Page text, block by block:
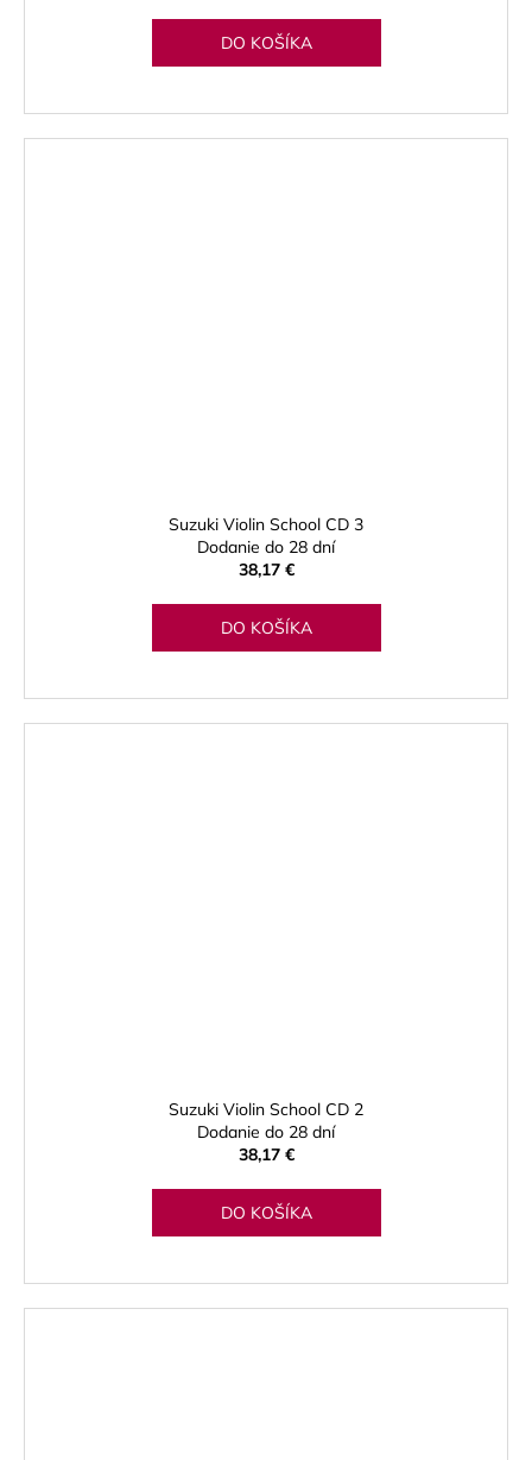
DO KOŠÍKA
Suzuki Violin School CD 3
Dodanie do 28 dní
38,17 €
DO KOŠÍKA
Suzuki Violin School CD 2
Dodanie do 28 dní
38,17 €
DO KOŠÍKA